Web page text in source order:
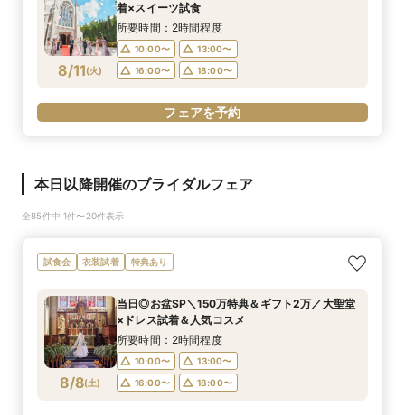
8/11(火)
着×スイーツ試食
所要時間：2時間程度
10:00〜
13:00〜
16:00〜
18:00〜
フェアを予約
本日以降開催のブライダルフェア
全85件中 1件〜20件表示
試食会 衣装試着 特典あり
8/8(土)
当日◎お盆SP＼150万特典＆ギフト2万／大聖堂
×ドレス試着＆人気コスメ
所要時間：2時間程度
10:00〜
13:00〜
16:00〜
18:00〜